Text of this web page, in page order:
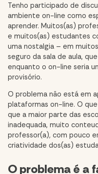
Tenho participado de
ambiente on-line como
aprender. Muitos(as)
e muitos(as) estudantes
uma nostalgia – em
seguro da sala de aula,
enquanto o on-line seria
provisório.
O problema não está em
plataformas on-line. O
que a maior parte das
inadequada, muito
professor(a), com pouco
criatividade dos(as)
O problema é a